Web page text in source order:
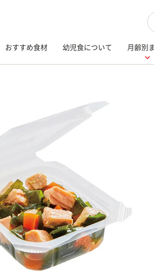
おすすめ食材 幼児食について 月齢別